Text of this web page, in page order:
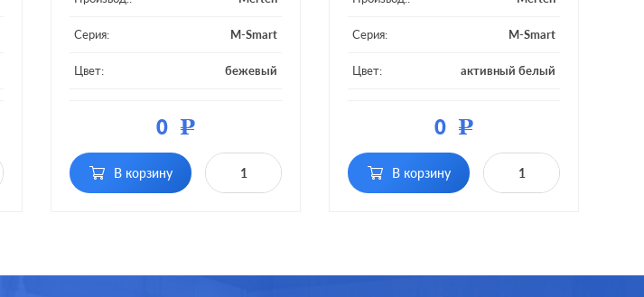
Серия: M-Smart
Цвет: бежевый
0Р
В корзину
Серия: M-Smart
Цвет: активный белый
0Р
В корзину